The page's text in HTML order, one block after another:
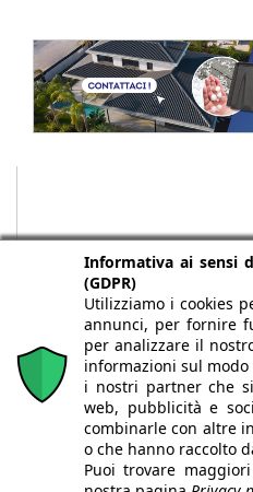
Chi siamo Autori Per
Informativa ai sensi
(GDPR)
Utilizziamo i cookies
annunci, per fornire
per analizzare il
informazioni sul
i nostri partner che
web, pubblicità e
combinarle con altre
o che hanno raccolto
Puoi trovare